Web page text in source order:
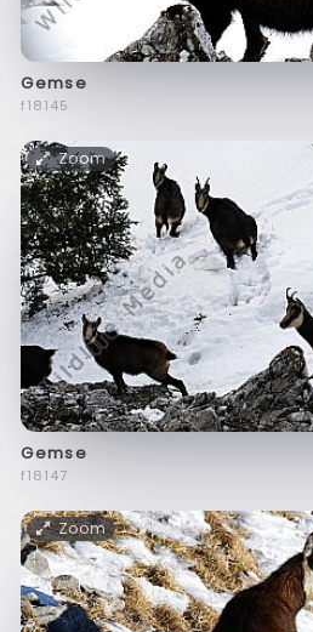
Gemse
f18145
Zoom
Gemse
f18147
Zoom